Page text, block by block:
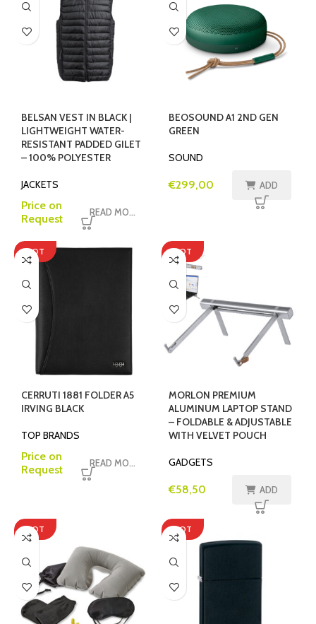
BELSAN VEST IN BLACK |
LIGHTWEIGHT WATER-
RESISTANT PADDED GILET
– 100% POLYESTER
JACKETS
Price on
Request
READ MORE
BEOSOUND A1 2ND GEN
GREEN
SOUND
€299,00 ADD
HOT
CERRUTI 1881 FOLDER A5
IRVING BLACK
TOP BRANDS
Price on
Request
READ MORE
HOT
MORLON PREMIUM
ALUMINUM LAPTOP STAND
– FOLDABLE & ADJUSTABLE
WITH VELVET POUCH
GADGETS
€58,50 ADD
HOT HOT